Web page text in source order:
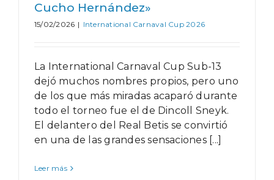
Cucho Hernández»
15/02/2026 | International Carnaval Cup 2026
La International Carnaval Cup Sub-13
dejó muchos nombres propios, pero uno
de los que más miradas acaparó durante
todo el torneo fue el de Dincoll Sneyk.
El delantero del Real Betis se convirtió
en una de las grandes sensaciones [...]
Leer más